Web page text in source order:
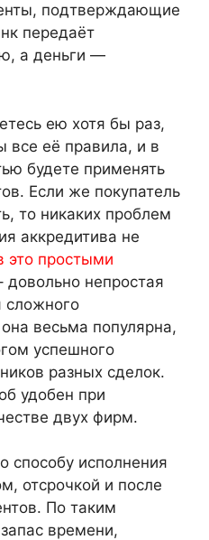
подтверждающие
передаёт
а деньги —
ею хотя бы раз,
все её правила, и в
будете применять
Если же покупатель
то никаких проблем
аккредитива не
это простыми
довольно непростая
сложного
весьма популярна,
успешного
разных сделок.
удобен при
двух фирм.
способу исполнения
отсрочкой и после
По таким
времени,